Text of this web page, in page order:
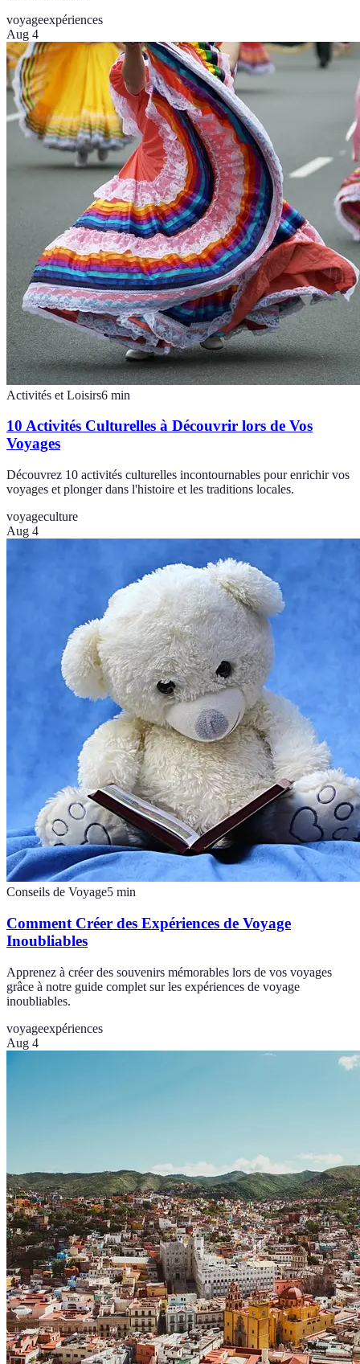
voyageexpériences
Aug 4
Activités et Loisirs6 min
10 Activités Culturelles à Découvrir lors de Vos
Voyages
Découvrez 10 activités culturelles incontournables pour enrichir vos
voyages et plonger dans l'histoire et les traditions locales.
voyageculture
Aug 4
Conseils de Voyage5 min
Comment Créer des Expériences de Voyage
Inoubliables
Apprenez à créer des souvenirs mémorables lors de vos voyages
grâce à notre guide complet sur les expériences de voyage
inoubliables.
voyageexpériences
Aug 4